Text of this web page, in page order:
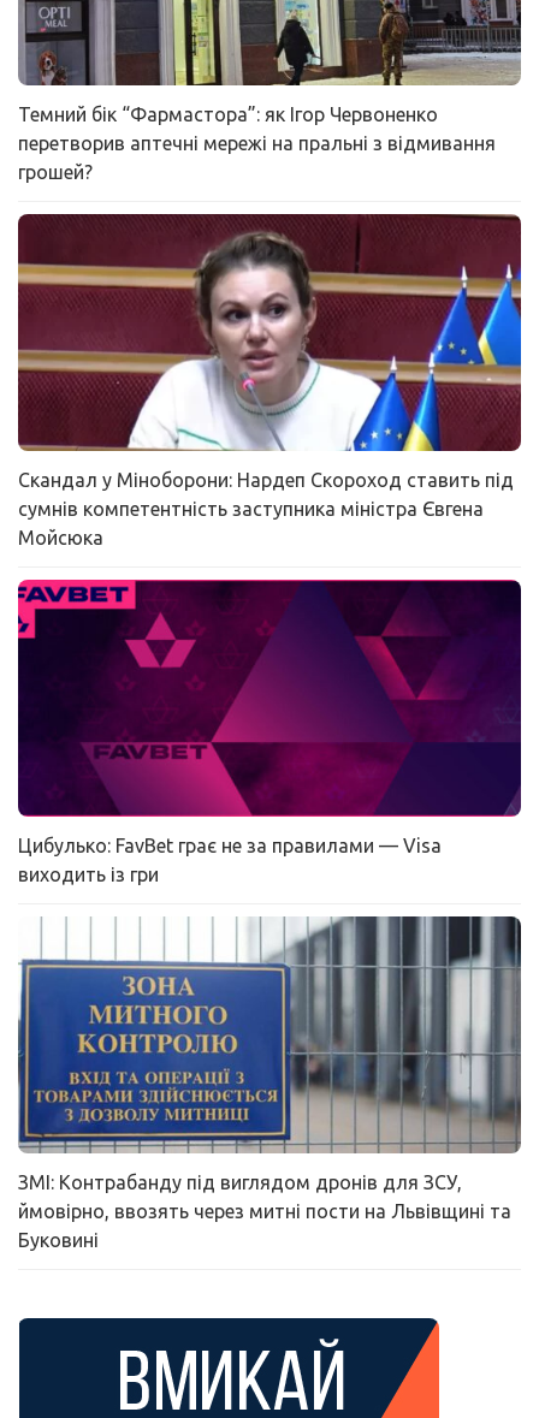
Темний бік “Фармастора”: як Ігор Червоненко
перетворив аптечні мережі на пральні з відмивання
грошей?
Скандал у Міноборони: Нардеп Скороход ставить під
сумнів компетентність заступника міністра Євгена
Мойсюка
Цибулько: FavBet грає не за правилами — Visa
виходить із гри
ЗМІ: Контрабанду під виглядом дронів для ЗСУ,
ймовірно, ввозять через митні пости на Львівщині та
Буковині